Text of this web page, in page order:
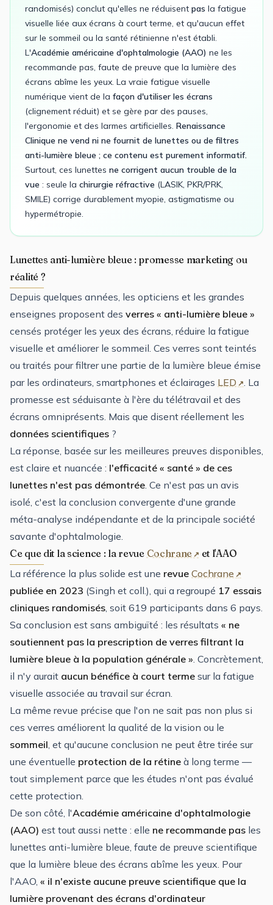
randomisés) conclut qu'elles ne réduisent pas la fatigue
visuelle liée aux écrans à court terme, et qu'aucun effet
sur le sommeil ou la santé rétinienne n'est établi.
L'Académie américaine d'ophtalmologie (AAO) ne les
recommande pas, faute de preuve que la lumière des
écrans abîme les yeux. La vraie fatigue visuelle
numérique vient de la façon d'utiliser les écrans
(clignement réduit) et se gère par des pauses,
l'ergonomie et des larmes artificielles. Renaissance
Clinique ne vend ni ne fournit de lunettes ou de filtres
anti-lumière bleue ; ce contenu est purement informatif.
Surtout, ces lunettes ne corrigent aucun trouble de la
vue : seule la chirurgie réfractive (LASIK, PKR/PRK,
SMILE) corrige durablement myopie, astigmatisme ou
hypermétropie.
Lunettes anti-lumière bleue : promesse marketing ou
réalité ?
Depuis quelques années, les opticiens et les grandes
enseignes proposent des verres « anti-lumière bleue »
censés protéger les yeux des écrans, réduire la fatigue
visuelle et améliorer le sommeil. Ces verres sont teintés
ou traités pour filtrer une partie de la lumière bleue émise
par les ordinateurs, smartphones et éclairages LED
. La
promesse est séduisante à l'ère du télétravail et des
écrans omniprésents. Mais que disent réellement les
données scientifiques ?
La réponse, basée sur les meilleures preuves disponibles,
est claire et nuancée : l'efficacité « santé » de ces
lunettes n'est pas démontrée . Ce n'est pas un avis
isolé, c'est la conclusion convergente d'une grande
méta-analyse indépendante et de la principale société
savante d'ophtalmologie.
Ce que dit la science : la revue Cochrane
et l'AAO
La référence la plus solide est une revue Cochrane
publiée en 2023 (Singh et coll.), qui a regroupé 17 essais
cliniques randomisés , soit 619 participants dans 6 pays.
Sa conclusion est sans ambiguïté : les résultats « ne
soutiennent pas la prescription de verres filtrant la
lumière bleue à la population générale » . Concrètement,
il n'y aurait aucun bénéfice à court terme sur la fatigue
visuelle associée au travail sur écran.
La même revue précise que l'on ne sait pas non plus si
ces verres améliorent la qualité de la vision ou le
sommeil , et qu'aucune conclusion ne peut être tirée sur
une éventuelle protection de la rétine à long terme —
tout simplement parce que les études n'ont pas évalué
cette protection.
De son côté, l'Académie américaine d'ophtalmologie
(AAO) est tout aussi nette : elle ne recommande pas les
lunettes anti-lumière bleue, faute de preuve scientifique
que la lumière bleue des écrans abîme les yeux. Pour
l'AAO, « il n'existe aucune preuve scientifique que la
lumière provenant des écrans d'ordinateur